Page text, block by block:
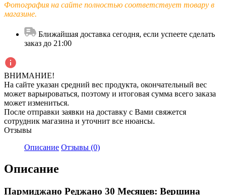
Фотография на сайте полностью соответствует товару в
магазине.
Ближайшая доставка сегодня, если успеете сделать
заказ до 21:00
ВНИМАНИЕ!
На сайте указан средний вес продукта, окончательный вес
может варьироваться, поэтому и итоговая сумма всего заказа
может измениться.
После отправки заявки на доставку с Вами свяжется
сотрудник магазина и уточнит все нюансы.
Отзывы
Описание Отзывы (0)
Описание
Пармиджано Реджано 30 Месяцев: Вершина